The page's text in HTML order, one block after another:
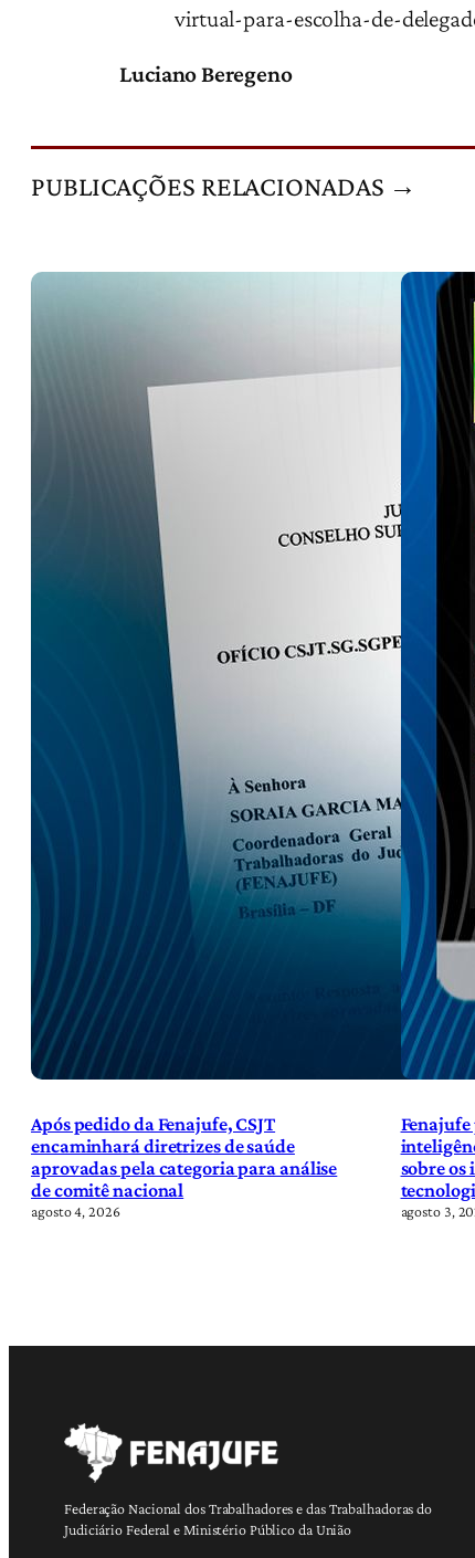
virtual-para-escolha-de-
Luciano Beregeno
PUBLICAÇÕES RELACIONADAS →
Após pedido da Fenajufe, CSJT
encaminhará diretrizes de saúde
aprovadas pela categoria para análise
de comitê nacional
agosto 4, 2026
sobre os
agosto 3,
Federação Nacional dos Trabalhadores e das Trabalhadoras do
Judiciário Federal e Ministério Público da União